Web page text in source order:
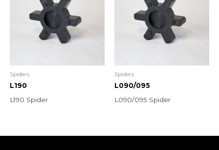
Spiders
L190
L190 Spider
Spiders
L090/095
L090/095 Spider